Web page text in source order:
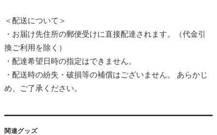
＜配送について＞
・お届け先住所の郵便受けに直接配達されます。（代金引
換ご利用を除く）
・配達希望日時の指定はできません。
・配送時の紛失・破損等の補償はございません。 あらかじ
め、ご了承ください。
関連グッズ